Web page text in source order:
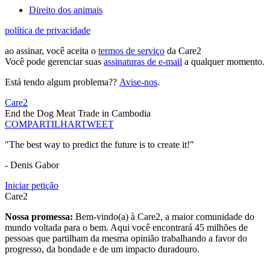
Direito dos animais
política de privacidade
ao assinar, você aceita o termos de serviço da Care2
Você pode gerenciar suas assinaturas de e-mail a qualquer momento.
Está tendo algum problema?? Avise-nos.
Care2
End the Dog Meat Trade in Cambodia
COMPARTILHARTWEET
"The best way to predict the future is to create it!"
- Denis Gabor
Iniciar petição
Care2
Nossa promessa: Bem-vindo(a) à Care2, a maior comunidade do
mundo voltada para o bem. Aqui você encontrará 45 milhões de
pessoas que partilham da mesma opinião trabalhando a favor do
progresso, da bondade e de um impacto duradouro.